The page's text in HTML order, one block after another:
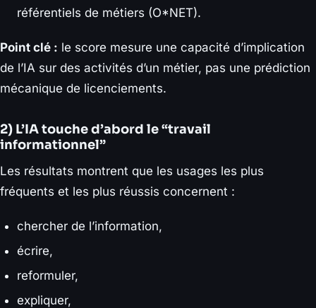
référentiels de métiers (O*NET).
Point clé : le score mesure une capacité d’implication
de l’IA sur des activités d’un métier, pas une prédiction
mécanique de licenciements.
2) L’IA touche d’abord le “travail
informationnel”
Les résultats montrent que les usages les plus
fréquents et les plus réussis concernent :
chercher de l’information,
écrire,
reformuler,
expliquer,